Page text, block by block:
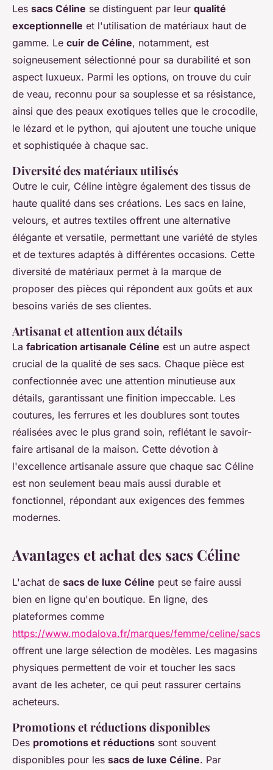
Les sacs Céline se distinguent par leur qualité
exceptionnelle et l'utilisation de matériaux haut de
gamme. Le cuir de Céline, notamment, est
soigneusement sélectionné pour sa durabilité et son
aspect luxueux. Parmi les options, on trouve du cuir
de veau, reconnu pour sa souplesse et sa résistance,
ainsi que des peaux exotiques telles que le crocodile,
le lézard et le python, qui ajoutent une touche unique
et sophistiquée à chaque sac.
Diversité des matériaux utilisés
Outre le cuir, Céline intègre également des tissus de
haute qualité dans ses créations. Les sacs en laine,
velours, et autres textiles offrent une alternative
élégante et versatile, permettant une variété de styles
et de textures adaptés à différentes occasions. Cette
diversité de matériaux permet à la marque de
proposer des pièces qui répondent aux goûts et aux
besoins variés de ses clientes.
Artisanat et attention aux détails
La fabrication artisanale Céline est un autre aspect
crucial de la qualité de ses sacs. Chaque pièce est
confectionnée avec une attention minutieuse aux
détails, garantissant une finition impeccable. Les
coutures, les ferrures et les doublures sont toutes
réalisées avec le plus grand soin, reflétant le savoir-
faire artisanal de la maison. Cette dévotion à
l'excellence artisanale assure que chaque sac Céline
est non seulement beau mais aussi durable et
fonctionnel, répondant aux exigences des femmes
modernes.
Avantages et achat des sacs Céline
L'achat de sacs de luxe Céline peut se faire aussi
bien en ligne qu'en boutique. En ligne, des
plateformes comme
https://www.modalova.fr/marques/femme/celine/sacs
offrent une large sélection de modèles. Les magasins
physiques permettent de voir et toucher les sacs
avant de les acheter, ce qui peut rassurer certains
acheteurs.
Promotions et réductions disponibles
Des promotions et réductions sont souvent
disponibles pour les sacs de luxe Céline. Par